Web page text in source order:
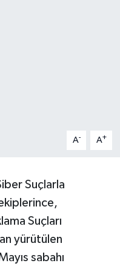
A- A+
Suçlarla
Suçları
yürütülen
sabahı